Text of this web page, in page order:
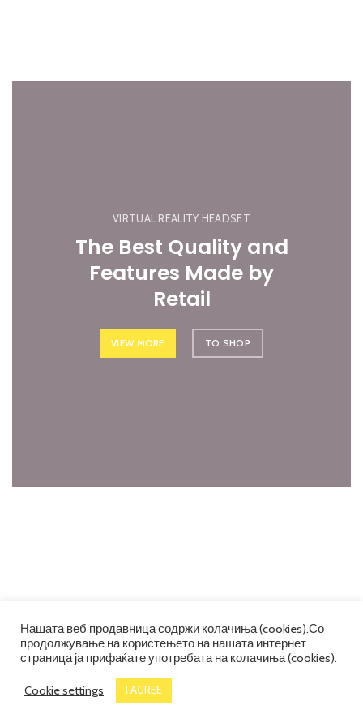
VIRTUAL REALITY HEADSET
The Best Quality and
Features Made by
Retail
VIEW MORE TO SHOP
Нашата веб продавница содржи колачиња (cookies).Со
продолжување на користењето на нашата интернет
страница ја прифаќате употребата на колачиња (cookies).
Cookie settings I AGREE